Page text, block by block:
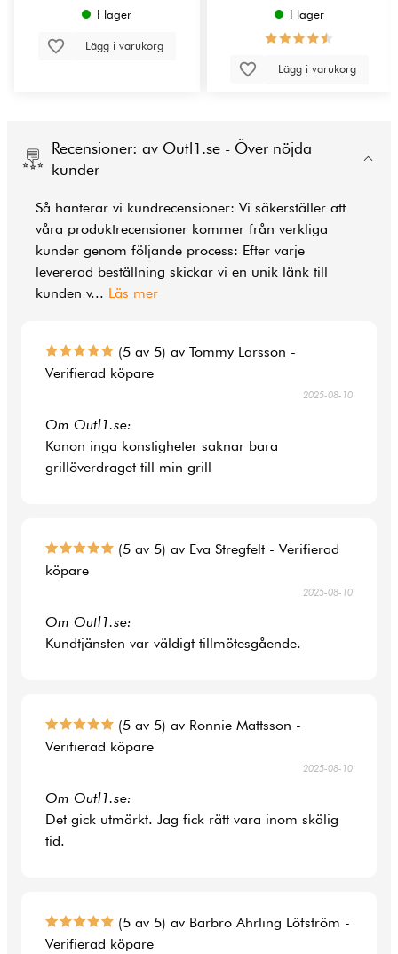
I lager
Lägg i varukorg
I lager
Lägg i varukorg
Recensioner: av Outl1.se - Över nöjda
kunder
Så hanterar vi kundrecensioner: Vi säkerställer att
våra produktrecensioner kommer från verkliga
kunder genom följande process: Efter varje
levererad beställning skickar vi en unik länk till
kunden v... Läs mer
(5 av 5) av Tommy Larsson -
Verifierad köpare
2025-08-10
Om Outl1.se:
Kanon inga konstigheter saknar bara
grillöverdraget till min grill
(5 av 5) av Eva Stregfelt - Verifierad
köpare
2025-08-10
Om Outl1.se:
Kundtjänsten var väldigt tillmötesgående.
(5 av 5) av Ronnie Mattsson -
Verifierad köpare
2025-08-10
Om Outl1.se:
Det gick utmärkt. Jag fick rätt vara inom skälig
tid.
(5 av 5) av Barbro Ahrling Löfström -
Verifierad köpare